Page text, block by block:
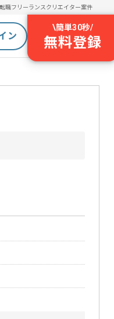
職フリーランスクリエイター案件
ン
\簡単30秒/
無料登録